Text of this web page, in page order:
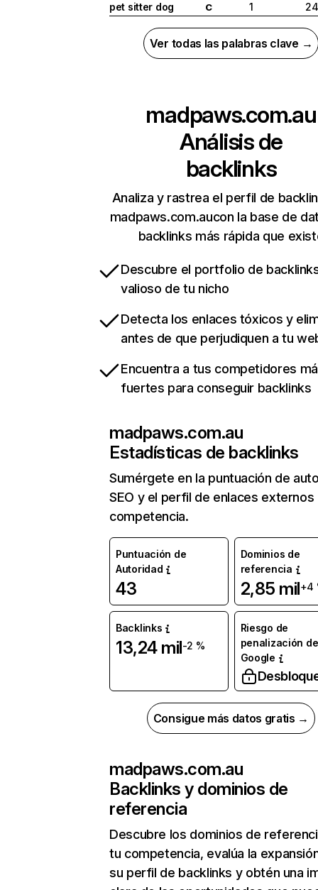
pet sitter dog
C 1
Ver todas las palabras clave →
madpaws.com.au
Análisis de
backlinks
Analiza y rastrea el perfil de
madpaws.com.aucon la base de
backlinks más rápida que
Descubre el portfolio de
valioso de tu nicho
Detecta los enlaces tóxicos y
antes de que perjudiquen a tu
Encuentra a tus competidores
fuertes para conseguir backlinks
madpaws.com.au
Estadísticas de backlinks
Sumérgete en la puntuación de
SEO y el perfil de enlaces externos
competencia.
Puntuación de
Autoridad
43
Dominios de
referencia
2,85 mil+4
Backlinks
13,24 mil-2 %
Riesgo de
penalización de
Google
Consigue más datos gratis →
madpaws.com.au
Backlinks y dominios de
referencia
Descubre los dominios de
tu competencia, evalúa la
su perfil de backlinks y obtén una